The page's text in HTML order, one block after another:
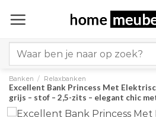
naar
for:
Banken / Relaxbanken
Excellent Bank Princess Met
grijs – stof – 2,5-zits – elegant chic